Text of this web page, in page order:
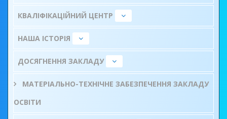
КВАЛІФІКАЦІЙНИЙ ЦЕНТР
НАША ІСТОРІЯ
ДОСЯГНЕННЯ ЗАКЛАДУ
МАТЕРІАЛЬНО-ТЕХНІЧНЕ ЗАБЕЗПЕЧЕННЯ ЗАКЛАДУ
ОСВІТИ